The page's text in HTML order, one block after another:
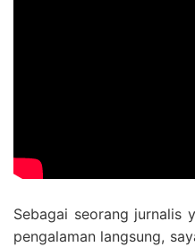
Sebagai seorang jurnalis
pengalaman langsung,